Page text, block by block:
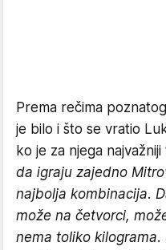
Prema rečima
je bilo i što se vratio
ko je za njega
da igraju zajedno
najbolja kombinacija.
može na četvorci,
nema toliko